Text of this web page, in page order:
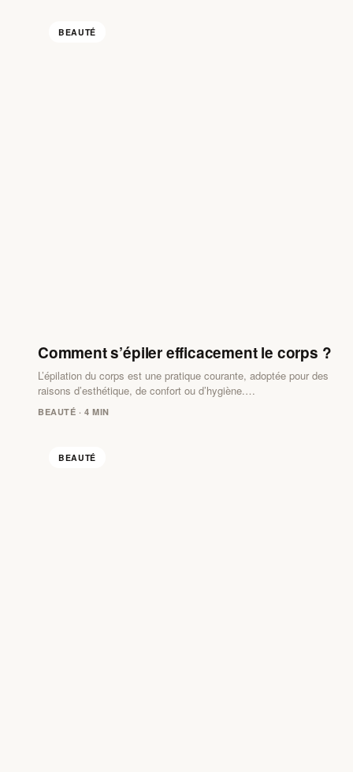
BEAUTÉ
Comment s’épiler efficacement le corps ?
L’épilation du corps est une pratique courante, adoptée pour des
raisons d’esthétique, de confort ou d’hygiène.…
BEAUTÉ · 4 MIN
BEAUTÉ